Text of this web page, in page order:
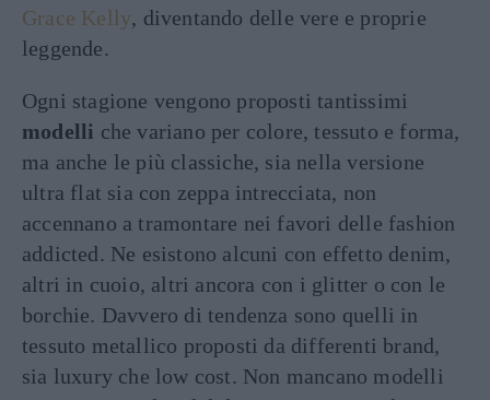
Grace Kelly, diventando delle vere e proprie
leggende.
Ogni stagione vengono proposti tantissimi
modelli che variano per colore, tessuto e forma,
ma anche le più classiche, sia nella versione
ultra flat sia con zeppa intrecciata, non
accennano a tramontare nei favori delle fashion
addicted. Ne esistono alcuni con effetto denim,
altri in cuoio, altri ancora con i glitter o con le
borchie. Davvero di tendenza sono quelli in
tessuto metallico proposti da differenti brand,
sia luxury che low cost. Non mancano modelli